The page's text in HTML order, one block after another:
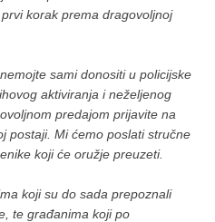
korak prema dragovoljnoj
sami donositi u policijske
aktiviranja i neželjenog
predajom prijavite na
postaji. Mi ćemo poslati stručne
koji će oružje preuzeti.
koji su do sada prepoznali
te građanima koji po